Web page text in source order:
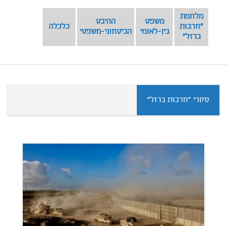
מלחמת
"חרבות
ברזל"
משפט
בין-לאומי
ההיבט
הביטחוני-משפטי
כלכלה
סקרי "חרבות ברזל"